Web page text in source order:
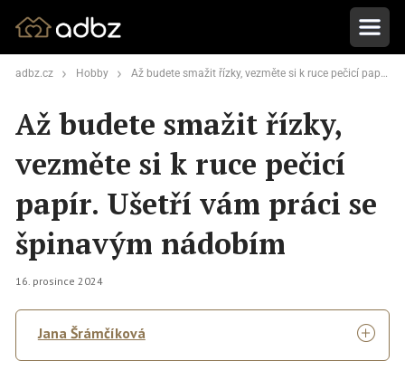
adbz.cz Hobby Až budete smažit řízky, vezměte si k ruce pečicí papír. Ušetří vám práci se špinavým nádobím
Až budete smažit řízky,
vezměte si k ruce pečicí
papír. Ušetří vám práci se
špinavým nádobím
16. prosince 2024
Jana Šrámčíková